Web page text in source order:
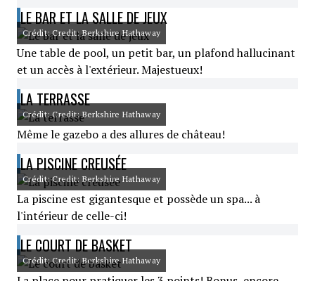
LE BAR ET LA SALLE DE JEUX
Crédit: Credit: Berkshire Hathaway
Une table de pool, un petit bar, un plafond hallucinant
et un accès à l'extérieur. Majestueux!
LA TERRASSE
Crédit: Credit: Berkshire Hathaway
Même le gazebo a des allures de château!
LA PISCINE CREUSÉE
Crédit: Credit: Berkshire Hathaway
La piscine est gigantesque et possède un spa... à
l'intérieur de celle-ci!
LE COURT DE BASKET
Crédit: Credit: Berkshire Hathaway